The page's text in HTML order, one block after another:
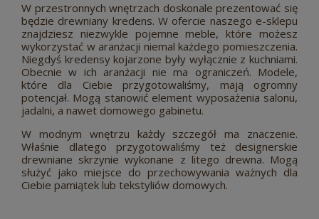
W przestronnych wnętrzach doskonale prezentować się
będzie drewniany kredens. W ofercie naszego e-sklepu
znajdziesz niezwykle pojemne meble, które możesz
wykorzystać w aranżacji niemal każdego pomieszczenia.
Niegdyś kredensy kojarzone były wyłącznie z kuchniami.
Obecnie w ich aranżacji nie ma ograniczeń. Modele,
które dla Ciebie przygotowaliśmy, mają ogromny
potencjał. Mogą stanowić element wyposażenia salonu,
jadalni, a nawet domowego gabinetu.
W modnym wnętrzu każdy szczegół ma znaczenie.
Właśnie dlatego przygotowaliśmy też designerskie
drewniane skrzynie wykonane z litego drewna. Mogą
służyć jako miejsce do przechowywania ważnych dla
Ciebie pamiątek lub tekstyliów domowych.